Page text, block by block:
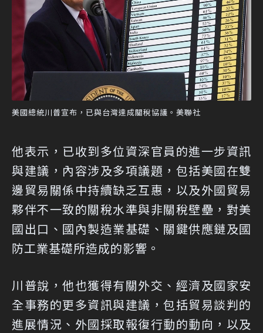
美國總統川普宣布，已與台灣達成關稅協議。美聯社
他表示，已收到多位資深官員的進一步資訊
與建議，內容涉及多項議題，包括美國在雙
邊貿易關係中持續缺乏互惠，以及外國貿易
夥伴不一致的關稅水準與非關稅壁壘，對美
國出口、國內製造業基礎、關鍵供應鏈及國
防工業基礎所造成的影響。
川普說，他也獲得有關外交、經濟及國家安
全事務的更多資訊與建議，包括貿易談判的
進展情況、外國採取報復行動的動向，以及